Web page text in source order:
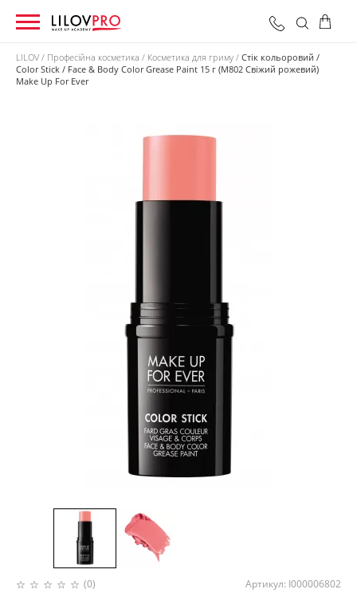
LILOV Професійна косметика Косметика для гриму
Стік кольоровий /
Color Stick / Face & Body Color Grease Paint 15 г (M802 Свіжий рожевий)
Make Up For Ever
(0) Артикул: I000006802